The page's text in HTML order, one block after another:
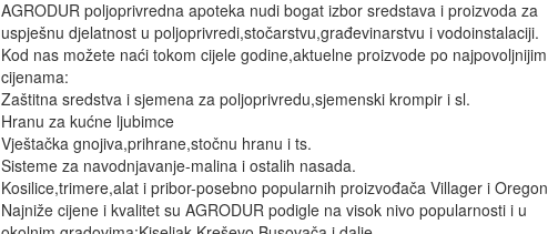
AGRODUR poljoprivredna apoteka nudi bogat izbor sredstava i proizvoda za
uspješnu djelatnost u poljoprivredi,stočarstvu,građevinarstvu i vodoinstalaciji.
Kod nas možete naći tokom cijele godine,aktuelne proizvode po najpovoljnijim
cijenama:
Zaštitna sredstva i sjemena za poljoprivredu,sjemenski krompir i sl.
Hranu za kućne ljubimce
Vještačka gnojiva,prihrane,stočnu hranu i ts.
Sisteme za navodnjavanje-malina i ostalih nasada.
Kosilice,trimere,alat i pribor-posebno popularnih proizvođača Villager i Oregon
Najniže cijene i kvalitet su AGRODUR podigle na visok nivo popularnosti i u